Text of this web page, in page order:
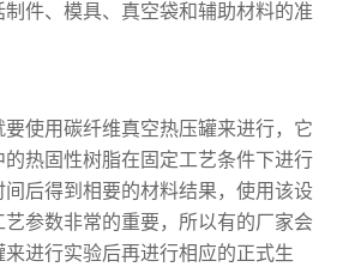
件、模具、真空袋和辅助材料的准
用碳纤维真空热压罐来进行，它
热固性树脂在固定工艺条件下进行
后得到相要的材料结果，使用该设
参数非常的重要，所以有的厂家会
进行实验后再进行相应的正式生